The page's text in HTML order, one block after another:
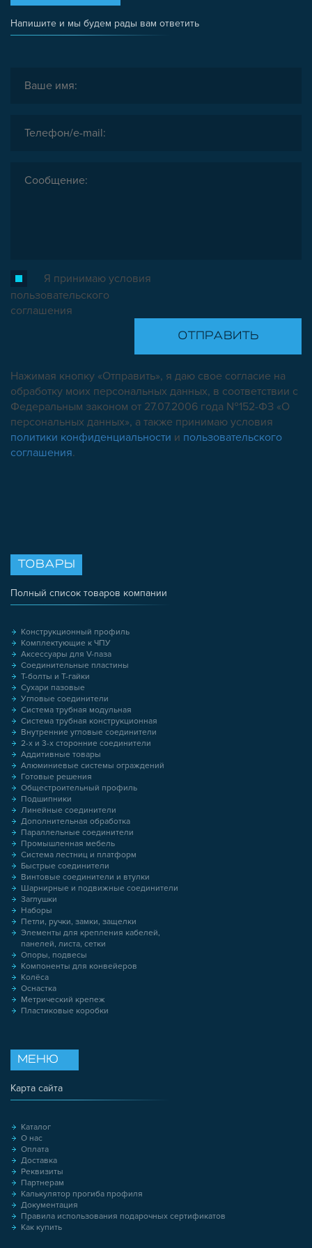
Напишите и мы будем рады вам ответить
Я принимаю условия
пользовательского
соглашения
Нажимая кнопку «Отправить», я даю свое согласие на
обработку моих персональных данных, в соответствии с
Федеральным законом от 27.07.2006 года №152-ФЗ «О
персональных данных», а также принимаю условия
политики конфиденциальности и пользовательского
соглашения.
ТОВАРЫ
Полный список товаров компании
Конструкционный профиль
Комплектующие к ЧПУ
Аксессуары для V-паза
Соединительные пластины
Т-болты и Т-гайки
Сухари пазовые
Угловые соединители
Система трубная модульная
Система трубная конструкционная
Внутренние угловые соединители
2-х и 3-х сторонние соединители
Аддитивные товары
Алюминиевые системы ограждений
Готовые решения
Общестроительный профиль
Подшипники
Линейные соединители
Дополнительная обработка
Параллельные соединители
Промышленная мебель
Система лестниц и платформ
Быстрые соединители
Винтовые соединители и втулки
Шарнирные и подвижные соединители
Заглушки
Наборы
Петли, ручки, замки, защелки
Элементы для крепления кабелей,
панелей, листа, сетки
Опоры, подвесы
Компоненты для конвейеров
Колёса
Оснастка
Метрический крепеж
Пластиковые коробки
МЕНЮ
Карта сайта
Каталог
О нас
Оплата
Доставка
Реквизиты
Партнерам
Калькулятор прогиба профиля
Документация
Правила использования подарочных сертификатов
Как купить